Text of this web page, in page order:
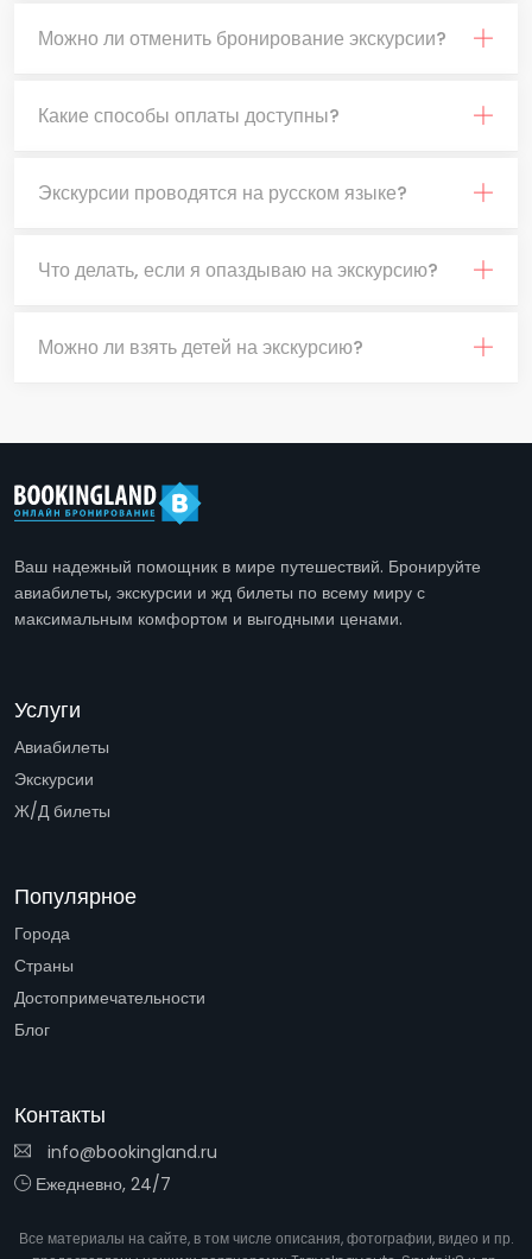
Можно ли отменить бронирование экскурсии?
Какие способы оплаты доступны?
Экскурсии проводятся на русском языке?
Что делать, если я опаздываю на экскурсию?
Можно ли взять детей на экскурсию?
Ваш надежный помощник в мире путешествий. Бронируйте
авиабилеты, экскурсии и жд билеты по всему миру с
максимальным комфортом и выгодными ценами.
Услуги
Авиабилеты
Экскурсии
Ж/Д билеты
Популярное
Города
Страны
Достопримечательности
Блог
Контакты
info@bookingland.ru
Ежедневно, 24/7
Все материалы на сайте, в том числе описания, фотографии, видео и пр.